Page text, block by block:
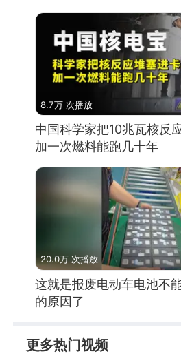
8.7万 次播放
中国科学家把10兆瓦核反
加一次燃料能跑几十年
20.0万 次播放
这就是报废电动车电池不
的原因了
更多热门视频